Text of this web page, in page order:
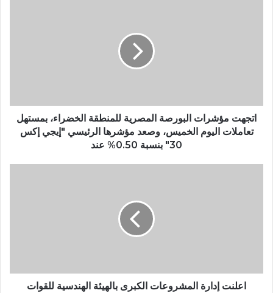
اتجهت مؤشرات البورصة المصرية للمنطقة الخضراء، بمستهل
تعاملات اليوم الخميس، وصعد مؤشرها الرئيسي "إيجي إكس
30" بنسبة 0.50% عند
اعلنت إدارة المشروعات الكبرى بالهيئة الهندسية للقوات